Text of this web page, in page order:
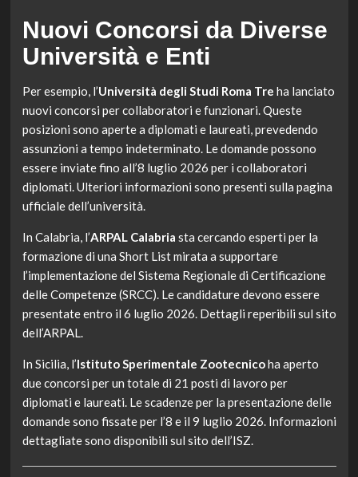
Nuovi Concorsi da Diverse
Università e Enti
Per esempio, l’Università degli Studi Roma Tre ha lanciato
nuovi concorsi per collaboratori e funzionari. Queste
posizioni sono aperte a diplomati e laureati, prevedendo
assunzioni a tempo indeterminato. Le domande possono
essere inviate fino all’8 luglio 2026 per i collaboratori
diplomati. Ulteriori informazioni sono presenti sulla pagina
ufficiale dell’università.
In Calabria, l’ARPAL Calabria sta cercando esperti per la
formazione di una Short List mirata a supportare
l’implementazione del Sistema Regionale di Certificazione
delle Competenze (SRCC). Le candidature devono essere
presentate entro il 6 luglio 2026. Dettagli reperibili sul sito
dell’ARPAL.
In Sicilia, l’Istituto Sperimentale Zootecnicoha aperto
due concorsi per un totale di 21 posti di lavoro per
diplomati e laureati. Le scadenze per la presentazione delle
domande sono fissate per l’8 e il 9 luglio 2026. Informazioni
dettagliate sono disponibili sul sito dell’ISZ.